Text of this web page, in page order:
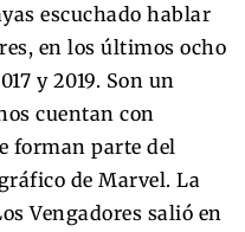
escuchado hablar
en los últimos ocho
y 2019. Son un
cuentan con
forman parte del
de Marvel. La
Vengadores salió en